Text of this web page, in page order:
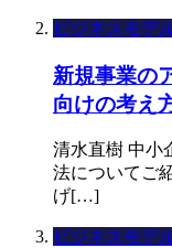
ビジネスモデ
新規事業の
向けの考え
清水直樹 中小
法についてご
げ[…]
ビジネスモデ